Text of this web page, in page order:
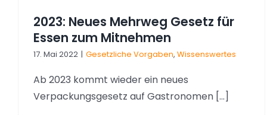
2023: Neues Mehrweg Gesetz für
Essen zum Mitnehmen
17. Mai 2022 | Gesetzliche Vorgaben, Wissenswertes
Ab 2023 kommt wieder ein neues
Verpackungsgesetz auf Gastronomen [...]